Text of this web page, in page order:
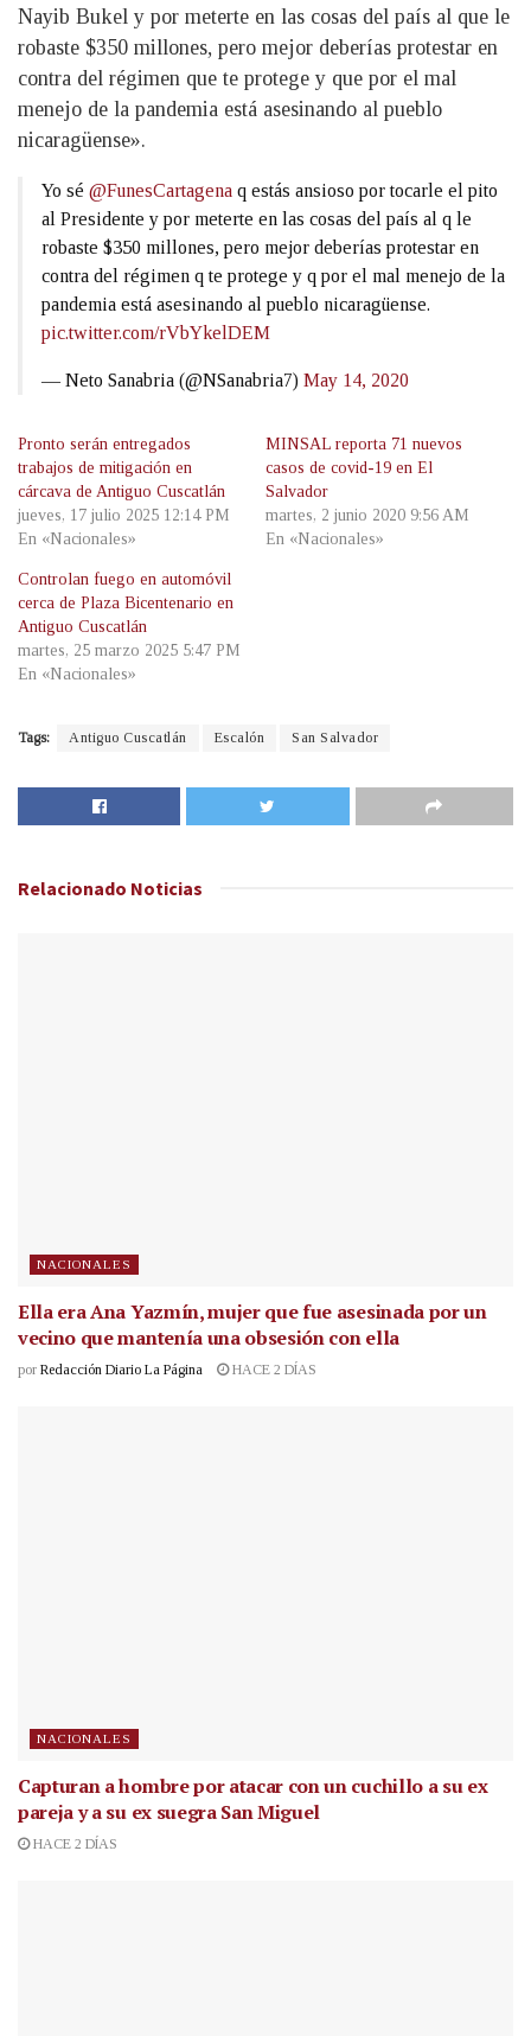
Nayib Bukel y por meterte en las cosas del país al que le
robaste $350 millones, pero mejor deberías protestar en
contra del régimen que te protege y que por el mal
menejo de la pandemia está asesinando al pueblo
nicaragüense».
Yo sé @FunesCartagena q estás ansioso por tocarle el pito
al Presidente y por meterte en las cosas del país al q le
robaste $350 millones, pero mejor deberías protestar en
contra del régimen q te protege y q por el mal menejo de la
pandemia está asesinando al pueblo nicaragüense.
pic.twitter.com/rVbYkelDEM
— Neto Sanabria (@NSanabria7) May 14, 2020
Pronto serán entregados
trabajos de mitigación en
cárcava de Antiguo Cuscatlán
jueves, 17 julio 2025 12:14 PM
En «Nacionales»
MINSAL reporta 71 nuevos
casos de covid-19 en El
Salvador
martes, 2 junio 2020 9:56 AM
En «Nacionales»
Controlan fuego en automóvil
cerca de Plaza Bicentenario en
Antiguo Cuscatlán
martes, 25 marzo 2025 5:47 PM
En «Nacionales»
Tags: Antiguo Cuscatlán Escalón San Salvador
Relacionado Noticias
NACIONALES
Ella era Ana Yazmín, mujer que fue asesinada por un
vecino que mantenía una obsesión con ella
por Redacción Diario La Página HACE 2 DÍAS
NACIONALES
Capturan a hombre por atacar con un cuchillo a su ex
pareja y a su ex suegra San Miguel
HACE 2 DÍAS